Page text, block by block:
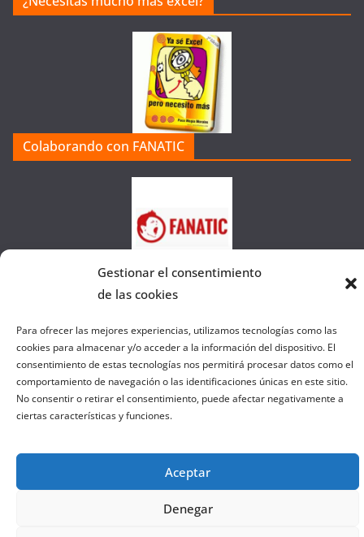
t
a
Colaborando con FANATIC
Copyright © 2026 el gurú del basket
. Todos los derechos
reservados.
Tema:ColorMagpor ThemeGrill. Funciona conWordPress .
Gestionar el consentimiento
de las cookies
Para ofrecer las mejores experiencias, utilizamos tecnologías como las
cookies para almacenar y/o acceder a la información del dispositivo. El
consentimiento de estas tecnologías nos permitirá procesar datos como el
comportamiento de navegación o las identificaciones únicas en este sitio.
No consentir o retirar el consentimiento, puede afectar negativamente a
ciertas características y funciones.
Aceptar
Denegar
Salir de la versión móvil